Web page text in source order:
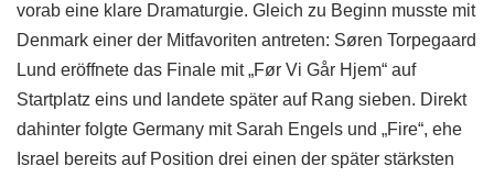
vorab eine klare Dramaturgie. Gleich zu Beginn musste mit
Denmark einer der Mitfavoriten antreten: Søren Torpegaard
Lund eröffnete das Finale mit „Før Vi Går Hjem“ auf
Startplatz eins und landete später auf Rang sieben. Direkt
dahinter folgte Germany mit Sarah Engels und „Fire“, ehe
Israel bereits auf Position drei einen der später stärksten